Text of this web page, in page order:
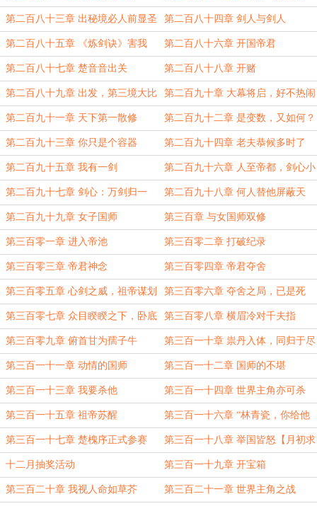
第二百八十三章 出秘境必人前显圣 第二百八十四章 剑人与剑人
第二百八十五章 《炼剑诀》害我
啊！
第二百八十六章 开国帝君
第二百八十七章 楚音音出关 第二百八十八章 开赌
第二百八十九章 出发，第三境大比 第二百九十章 大幕将启，好不热闹
第二百九十一章 天下第一散修 第二百九十二章 是变数，又如何？
第二百九十三章 你只是个容器 第二百九十四章 老夫恭候多时了
第二百九十五章 我有一剑 第二百九十六章 人至帝都，剑心小
成！
第二百九十七章 剑心：万剑归一 第二百九十八章 何人替他屏蔽天
机！
第二百九十九章 女子国师 第三百章 与女国师双修
第三百零一章 进入帝池 第三百零二章 打破纪录
第三百零三章 帝君神念 第三百零四章 帝君夺舍
第三百零五章 心剑之威，祖帝谋划 第三百零六章 夺舍之局，已是死
局？
第三百零七章 众目睽睽之下，卧底
身份暴露
第三百零八章 横眉冷对千夫指
第三百零九章 俯首甘为孺子牛 第三百一十章 祟丹入体，同归于尽
第三百一十一章 动情的国师 第三百一十二章 国师的不堪
第三百一十三章 我要杀他 第三百一十四章 世界主角亦可杀
第三百一十五章 祖帝苏醒 第三百一十六章 “林青瓷，你给他
了？”
第三百一十七章 楚槐序正式参赛
【求月票！】
第三百一十八章 举国皆怒【月初求
月票！】
十二月抽奖活动 第三百一十九章 开宝箱
第三百二十章 我视人命如草芥 第三百二十一章 世界主角之战